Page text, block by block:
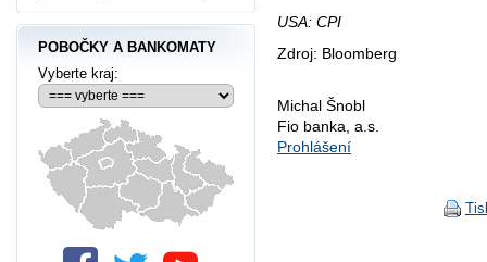
USA: CPI
Zdroj: Bloomberg
Michal Šnobl
Fio banka, a.s.
Prohlášení
POBOČKY A BANKOMATY
Vyberte kraj: